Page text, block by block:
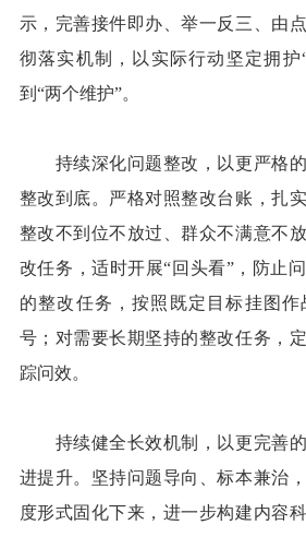
示，完善接件即办、举一反三、由
彻落实机制，以实际行动坚定拥护
到“两个维护”。
持续深化问题整改，以更严格的
整改到底。严格对照整改台账，扎
整改不到位不放过、群众不满意不
改任务，适时开展“回头看”，防止
的整改任务，按照既定目标挂图
号；对需要长期坚持的整改任务，
踪问效。
持续健全长效机制，以更完善的
进提升。坚持问题导向、标本兼治
度形式固化下来，进一步构建内容